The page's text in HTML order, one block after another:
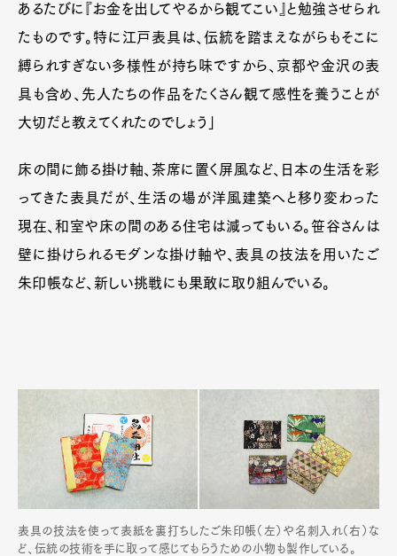
あるたびに『お金を出してやるから観てこい』と勉強させられ
たものです。特に江戸表具は、伝統を踏まえながらもそこに
縛られすぎない多様性が持ち味ですから、京都や金沢の表
具も含め、先人たちの作品をたくさん観て感性を養うことが
大切だと教えてくれたのでしょう」
床の間に飾る掛け軸、茶席に置く屏風など、日本の生活を彩
ってきた表具だが、生活の場が洋風建築へと移り変わった
現在、和室や床の間のある住宅は減ってもいる。笹谷さんは
壁に掛けられるモダンな掛け軸や、表具の技法を用いたご
朱印帳など、新しい挑戦にも果敢に取り組んでいる。
表具の技法を使って表紙を裏打ちしたご朱印帳（左）や名刺入れ（右）な
ど、伝統の技術を手に取って感じてもらうための小物も製作している。